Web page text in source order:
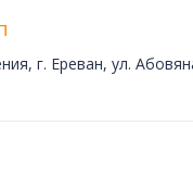
г. Ереван, ул.